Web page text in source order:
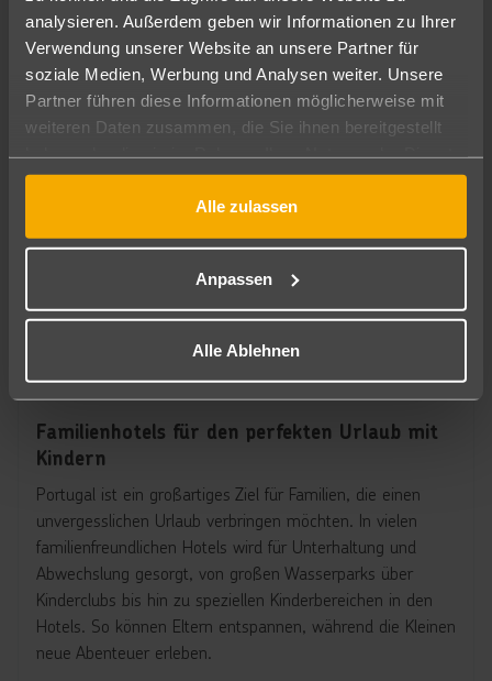
analysieren. Außerdem geben wir Informationen zu Ihrer
Verwendung unserer Website an unsere Partner für
soziale Medien, Werbung und Analysen weiter. Unsere
Partner führen diese Informationen möglicherweise mit
weiteren Daten zusammen, die Sie ihnen bereitgestellt
gesammelt haben.
Alle zulassen
Anpassen
Alle Ablehnen
Familienhotels für den perfekten Urlaub mit
Kindern
Portugal ist ein großartiges Ziel für Familien, die einen
unvergesslichen Urlaub verbringen möchten. In vielen
familienfreundlichen Hotels wird für Unterhaltung und
Abwechslung gesorgt, von großen Wasserparks über
Kinderclubs bis hin zu speziellen Kinderbereichen in den
Hotels. So können Eltern entspannen, während die Kleinen
neue Abenteuer erleben.